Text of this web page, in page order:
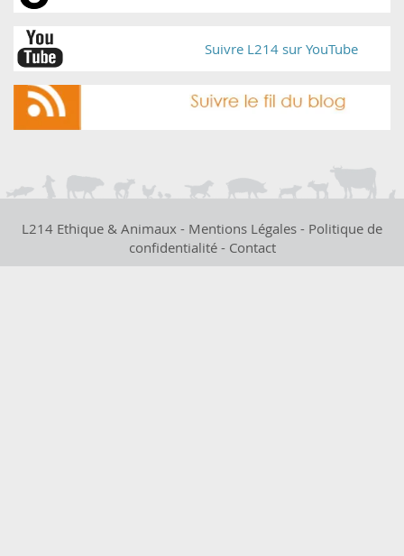
Suivre L214 sur YouTube
L214 Ethique & Animaux - Mentions Légales - Politique de
confidentialité- Contact